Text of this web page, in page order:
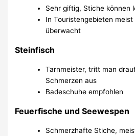
Sehr giftig, Stiche können
In Touristengebieten
überwacht
Steinfisch
Tarnmeister, tritt man
Schmerzen aus
Badeschuhe empfohlen
Feuerfische und Seewespen
Schmerzhafte Stiche,